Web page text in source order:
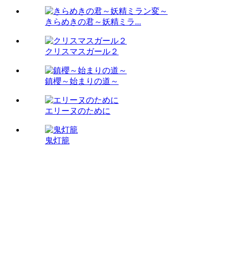
きらめきの君～妖精ミラ...
クリスマスガール２
鎮櫻～始まりの道～
エリーヌのために
鬼灯籠